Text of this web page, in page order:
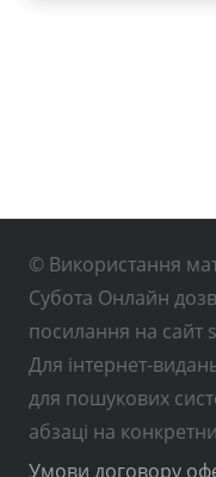
© Використання
Субота Онлайн
посилання на сайт
Для інтернет-
для пошукових
абзаці на
Умови договору